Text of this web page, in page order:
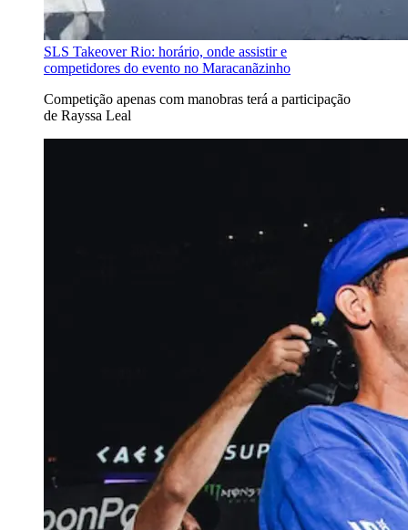
SLS Takeover Rio: horário, onde assistir e
competidores do evento no Maracanãzinho
Competição apenas com manobras terá a participação
de Rayssa Leal